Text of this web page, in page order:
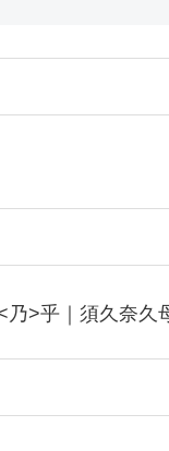
>乎｜須久奈久